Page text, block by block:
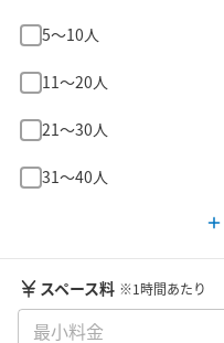
5〜10人
11〜20人
21〜30人
31〜40人
スペース料 ※1時間あたり